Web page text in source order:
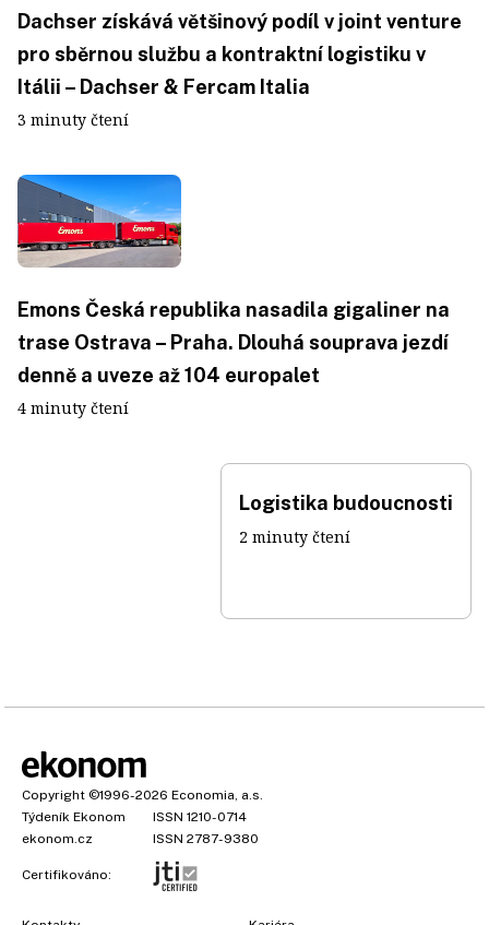
Dachser získává většinový podíl v joint venture
pro sběrnou službu a kontraktní logistiku v
Itálii – Dachser & Fercam Italia
3 minuty čtení
Emons Česká republika nasadila gigaliner na
trase Ostrava – Praha. Dlouhá souprava jezdí
denně a uveze až 104 europalet
4 minuty čtení
Logistika budoucnosti
2 minuty čtení
Copyright ©1996-2026 Economia, a.s.
Týdeník Ekonom
ISSN 1210-0714
ekonom.cz
ISSN 2787-9380
Certifikováno: